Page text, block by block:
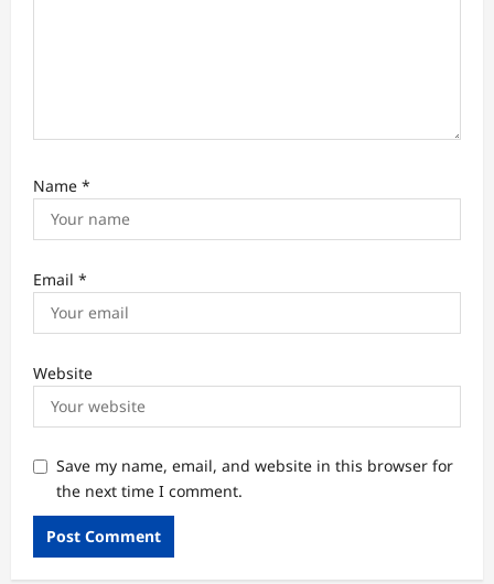
Name *
Email *
Website
Save my name, email, and website in this browser for
the next time I comment.